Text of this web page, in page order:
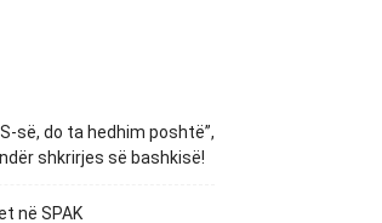
së, do ta hedhim poshtë”,
shkrirjes së bashkisë!
në SPAK